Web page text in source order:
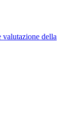
valutazione della